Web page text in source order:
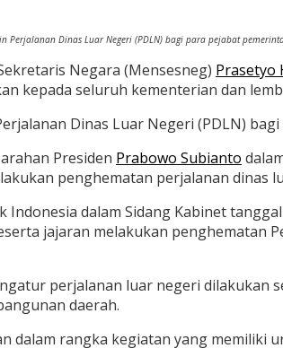
Perjalanan Dinas Luar Negeri (PDLN) bagi para pejabat
Negara (Mensesneg) Prasetyo
kepada seluruh kementerian dan
Dinas Luar Negeri (PDLN)
Presiden Prabowo Subianto
penghematan perjalanan dinas
dalam Sidang Kabinet
jajaran melakukan penghematan
perjalanan luar negeri
daerah.
dalam rangka kegiatan yang